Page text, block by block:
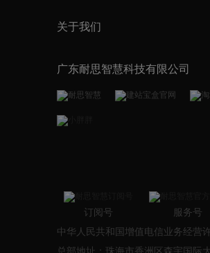
关于我们
广东耐思智慧科技有限公司
订阅号 服务号
中华人民共和国增值电信业务经营